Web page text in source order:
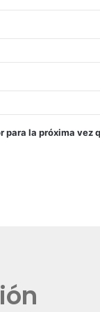
para la próxima vez